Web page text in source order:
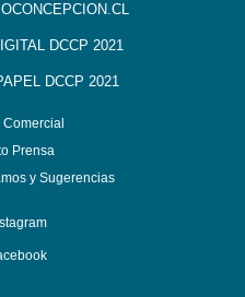
DCCP 2021
DCCP 2021
Prensa
y Sugerencias